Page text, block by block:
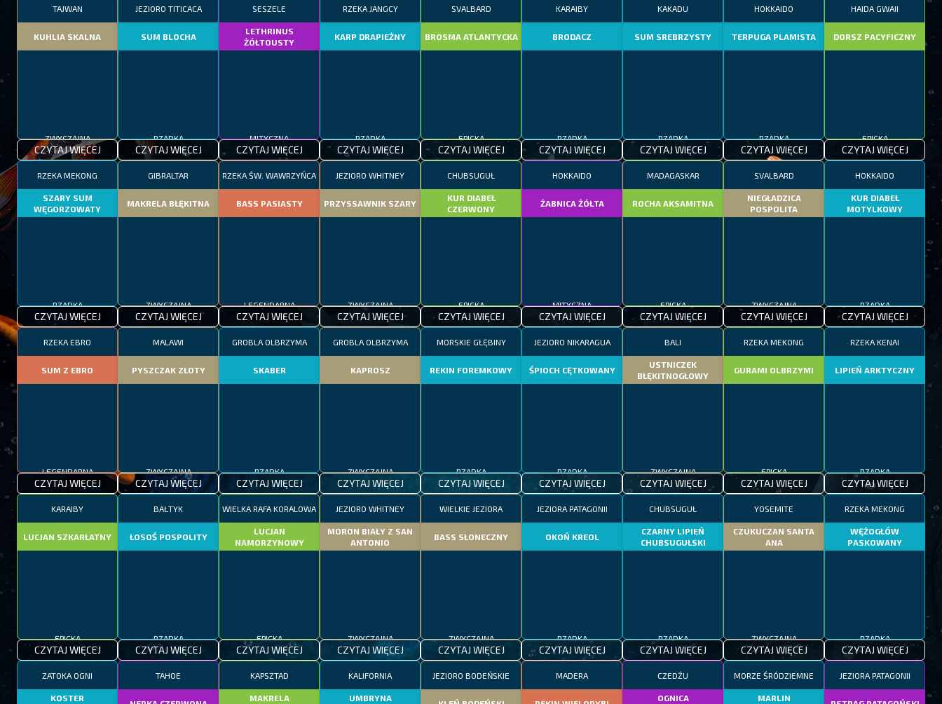
TAJWAN
KUHLIA SKALNA
CZYTAJ WIĘCEJ
JEZIORO TITICACA
SUM BLOCHA
CZYTAJ WIĘCEJ
SESZELE
LETHRINUS
ŻÓŁTOUSTY
CZYTAJ WIĘCEJ
RZEKA JANGCY
KARP DRAPIEŻNY
CZYTAJ WIĘCEJ
SVALBARD
BROSMA ATLANTYCKA
CZYTAJ WIĘCEJ
KARAIBY
BRODACZ
CZYTAJ WIĘCEJ
KAKADU
SUM SREBRZYSTY
RZADKA
CZYTAJ WIĘCEJ
HOKKAIDO
TERPUGA PLAMISTA
RZADKA
CZYTAJ WIĘCEJ
HAIDA GWAII
DORSZ PACYFICZNY
EPICKA
CZYTAJ WIĘCEJ
RZEKA MEKONG
SZARY SUM
WĘGORZOWATY
RZADKA
CZYTAJ WIĘCEJ
GIBRALTAR
MAKRELA BŁĘKITNA
ZWYCZAJNA
CZYTAJ WIĘCEJ
RZEKA ŚW. WAWRZYŃCA
BASS PASIASTY
LEGENDARNA
CZYTAJ WIĘCEJ
JEZIORO WHITNEY
PRZYSSAWNIK SZARY
ZWYCZAJNA
CZYTAJ WIĘCEJ
CHUBSUGUŁ
KUR DIABEŁ
CZERWONY
EPICKA
CZYTAJ WIĘCEJ
HOKKAIDO
ŻABNICA ŻÓŁTA
MITYCZNA
CZYTAJ WIĘCEJ
MADAGASKAR
ROCHA AKSAMITNA
EPICKA
CZYTAJ WIĘCEJ
SVALBARD
NIEGŁADZICA
POSPOLITA
ZWYCZAJNA
CZYTAJ WIĘCEJ
HOKKAIDO
KUR DIABEŁ
MOTYLKOWY
RZADKA
CZYTAJ WIĘCEJ
RZEKA EBRO
SUM Z EBRO
LEGENDARNA
CZYTAJ WIĘCEJ
MALAWI
PYSZCZAK ZŁOTY
ZWYCZAJNA
CZYTAJ WIĘCEJ
GROBLA OLBRZYMA
SKABER
RZADKA
CZYTAJ WIĘCEJ
GROBLA OLBRZYMA
KAPROSZ
ZWYCZAJNA
CZYTAJ WIĘCEJ
MORSKIE GŁĘBINY
REKIN FOREMKOWY
RZADKA
CZYTAJ WIĘCEJ
JEZIORO NIKARAGUA
ŚPIOCH CĘTKOWANY
RZADKA
CZYTAJ WIĘCEJ
BALI
USTNICZEK
BŁĘKITNOGŁOWY
ZWYCZAJNA
CZYTAJ WIĘCEJ
RZEKA MEKONG
GURAMI OLBRZYMI
EPICKA
CZYTAJ WIĘCEJ
RZEKA KENAI
LIPIEŃ ARKTYCZNY
RZADKA
CZYTAJ WIĘCEJ
KARAIBY
LUCJAN SZKARŁATNY
EPICKA
CZYTAJ WIĘCEJ
BAŁTYK
ŁOSOŚ POSPOLITY
RZADKA
CZYTAJ WIĘCEJ
WIELKA RAFA KORALOWA
LUCJAN
NAMORZYNOWY
EPICKA
CZYTAJ WIĘCEJ
JEZIORO WHITNEY
MORON BIAŁY Z SAN
ANTONIO
ZWYCZAJNA
CZYTAJ WIĘCEJ
WIELKIE JEZIORA
BASS SŁONECZNY
ZWYCZAJNA
CZYTAJ WIĘCEJ
JEZIORA PATAGONII
OKOŃ KREOL
RZADKA
CZYTAJ WIĘCEJ
CHUBSUGUŁ
CZARNY LIPIEŃ
CHUBSUGUŁSKI
RZADKA
CZYTAJ WIĘCEJ
YOSEMITE
CZUKUCZAN SANTA
ANA
ZWYCZAJNA
CZYTAJ WIĘCEJ
RZEKA MEKONG
WĘŻOGŁÓW
PASKOWANY
RZADKA
CZYTAJ WIĘCEJ
ZATOKA OGNI
KOSTER
TAHOE KAPSZTAD
MAKRELA
KALIFORNIA
UMBRYNA
JEZIORO BODEŃSKIE MADERA CZEDŻU
OGNICA
MORZE ŚRÓDZIEMNE
MARLIN
JEZIORA PATAGONII